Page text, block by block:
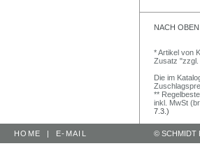
NACH OBEN
* Artikel von
Zusatz "zzgl.
Die im
**
inkl. MwSt
7.3.)
HOME | E-MAIL © SCHMIDT